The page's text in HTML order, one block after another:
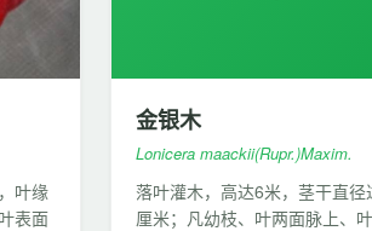
叶缘
表面
金银木
Lonicera maackii(Rupr.)Maxim.
落叶灌木，高达6米，茎干直径
厘米；凡幼枝、叶两面脉上、叶